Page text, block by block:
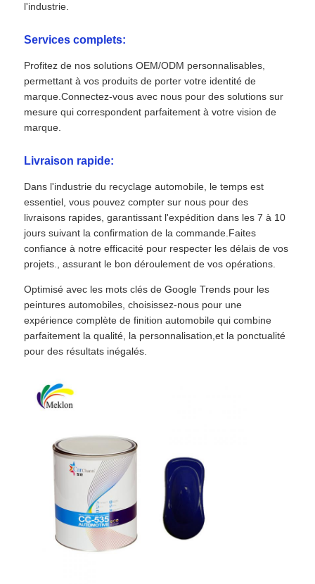
l'industrie.
Services complets:
Profitez de nos solutions OEM/ODM personnalisables,
permettant à vos produits de porter votre identité de
marque.Connectez-vous avec nous pour des solutions sur
mesure qui correspondent parfaitement à votre vision de
marque.
Livraison rapide:
Dans l'industrie du recyclage automobile, le temps est
essentiel, vous pouvez compter sur nous pour des
livraisons rapides, garantissant l'expédition dans les 7 à 10
jours suivant la confirmation de la commande.Faites
confiance à notre efficacité pour respecter les délais de vos
projets., assurant le bon déroulement de vos opérations.
Optimisé avec les mots clés de Google Trends pour les
peintures automobiles, choisissez-nous pour une
expérience complète de finition automobile qui combine
parfaitement la qualité, la personnalisation,et la ponctualité
pour des résultats inégalés.